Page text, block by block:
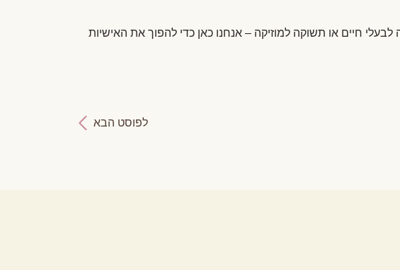
חיים או תשוקה למוזיקה – אנחנו כאן כדי להפוך את האישיות
לפוסט הבא